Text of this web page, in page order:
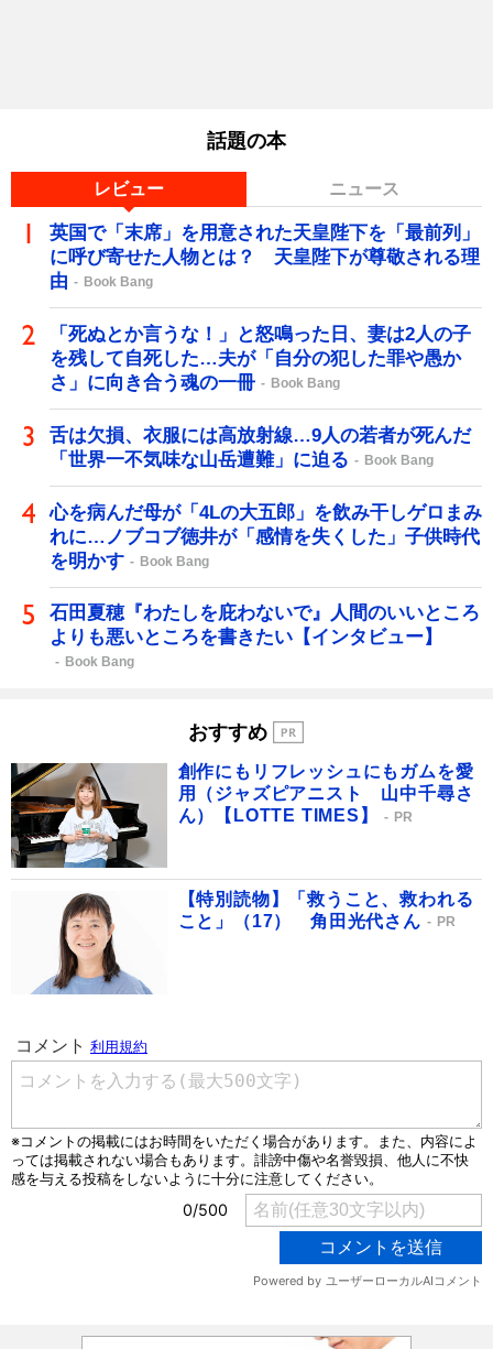
話題の本
レビュー ニュース
英国で「末席」を用意された天皇陛下を「最前列」
に呼び寄せた人物とは？ 天皇陛下が尊敬される理
由
Book Bang
「死ぬとか言うな！」と怒鳴った日、妻は2人の子
を残して自死した…夫が「自分の犯した罪や愚か
さ」に向き合う魂の一冊
Book Bang
舌は欠損、衣服には高放射線…9人の若者が死んだ
「世界一不気味な山岳遭難」に迫る
Book Bang
心を病んだ母が「4Lの大五郎」を飲み干しゲロまみ
れに…ノブコブ徳井が「感情を失くした」子供時代
を明かす
Book Bang
石田夏穂『わたしを庇わないで』人間のいいところ
よりも悪いところを書きたい【インタビュー】
Book Bang
おすすめ
創作にもリフレッシュにもガムを愛
用（ジャズピアニスト 山中千尋さ
ん）【LOTTE TIMES】
PR
【特別読物】「救うこと、救われる
こと」（17） 角田光代さん
PR